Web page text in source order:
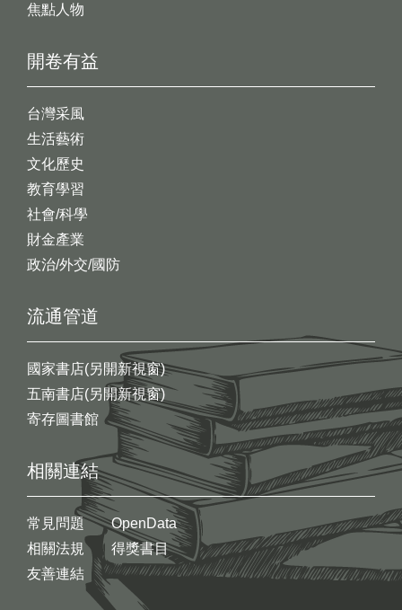
開卷有益
台灣采風
生活藝術
文化歷史
教育學習
社會/科學
財金產業
政治/外交/國防
焦點人物
流通管道
國家書店(另開新視窗)
五南書店(另開新視窗)
寄存圖書館
相關連結
常見問題
相關法規
友善連結
OpenData
得獎書目